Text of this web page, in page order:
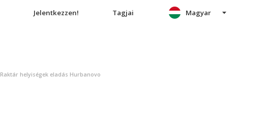
Jelentkezzen! Tagjai Magyar
Raktár helyiségek eladás Hurbanovo